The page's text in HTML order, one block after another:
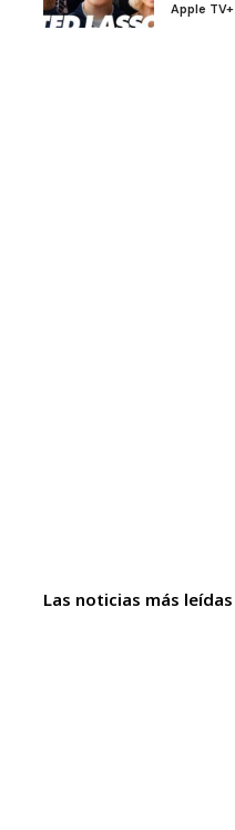
Apple TV+
Las noticias más leídas